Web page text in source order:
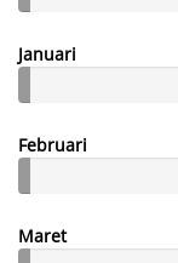
Januari
Februari
Maret